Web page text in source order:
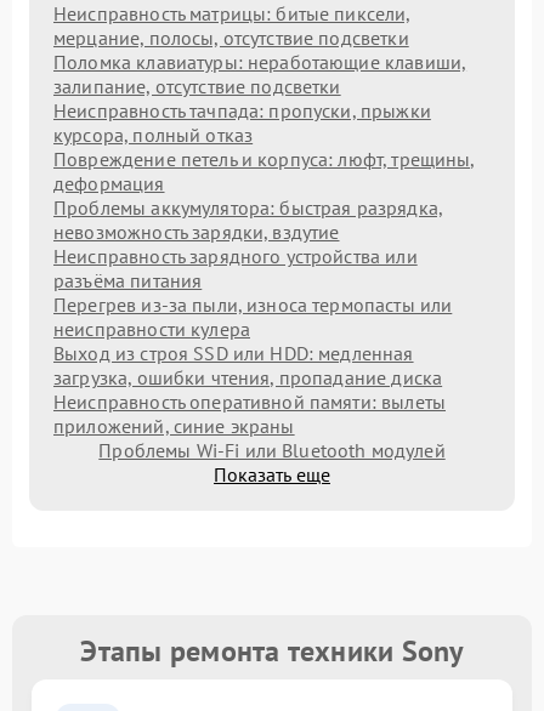
Неисправность матрицы: битые пиксели,
мерцание, полосы, отсутствие подсветки
Поломка клавиатуры: неработающие клавиши,
залипание, отсутствие подсветки
Неисправность тачпада: пропуски, прыжки
курсора, полный отказ
Повреждение петель и корпуса: люфт, трещины,
деформация
Проблемы аккумулятора: быстрая разрядка,
невозможность зарядки, вздутие
Неисправность зарядного устройства или
разъёма питания
Перегрев из‑за пыли, износа термопасты или
неисправности кулера
Выход из строя SSD или HDD: медленная
загрузка, ошибки чтения, пропадание диска
Неисправность оперативной памяти: вылеты
приложений, синие экраны
Проблемы Wi‑Fi или Bluetooth модулей
Показать еще
Этапы ремонта техники Sony